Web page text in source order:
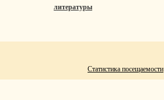
литературы
Статистика посещаемости